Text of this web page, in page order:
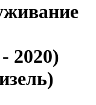
2020)